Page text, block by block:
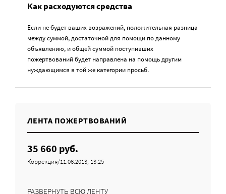
Как расходуются средства
Если не будет ваших возражений, положительная разница
между суммой, достаточной для помощи по данному
объявлению, и общей суммой поступивших
пожертвований будет направлена на помощь другим
нуждающимся в той же категории просьб.
ЛЕНТА ПОЖЕРТВОВАНИЙ
35 660 руб.
Коррекция/11.06.2013, 13:25
РАЗВЕРНУТЬ ВСЮ ЛЕНТУ